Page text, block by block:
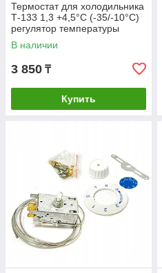
Термостат для холодильника
Т-133 1,3 +4,5°C (-35/-10°C)
регулятор температуры
В наличии
3 850 ₸
Купить